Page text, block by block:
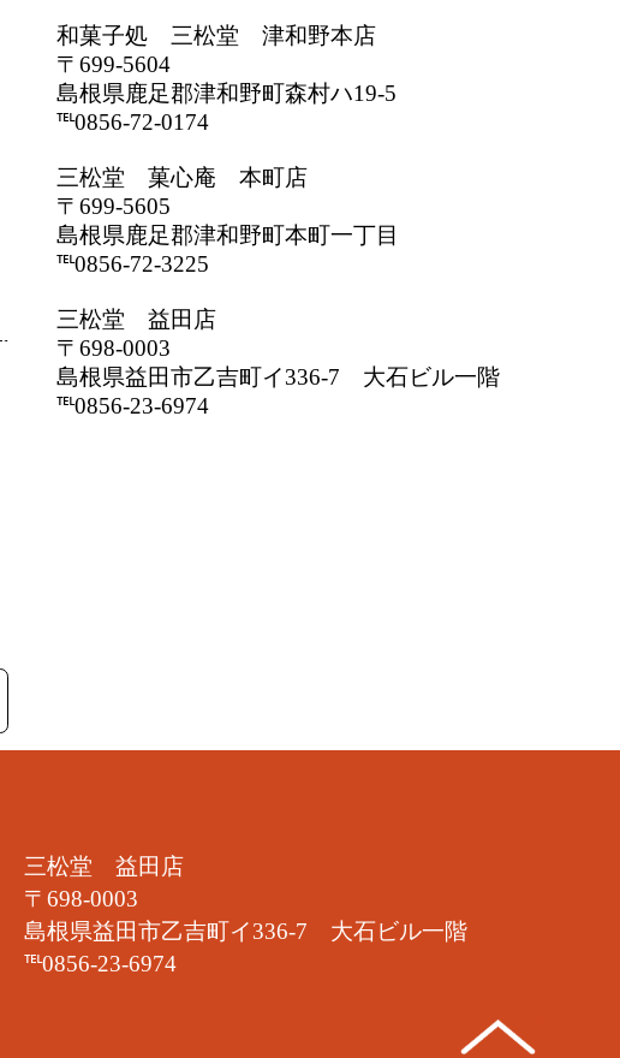
和菓子処 三松堂 津和野本店
〒699-5604
島根県鹿足郡津和野町森村ハ19-5
℡0856-72-0174
三松堂 菓心庵 本町店
〒699-5605
島根県鹿足郡津和野町本町一丁目
℡0856-72-3225
三松堂 益田店
〒698-0003
島根県益田市乙吉町イ336-7 大石ビル一階
℡0856-23-6974
三松堂 益田店
〒698-0003
島根県益田市乙吉町イ336-7 大石ビル一階
℡0856-23-6974